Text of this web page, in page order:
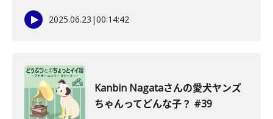
2025.06.23 |00:14:42
Kanbin Nagataさんの愛犬ヤンズ
ちゃんってどんな子？ #39